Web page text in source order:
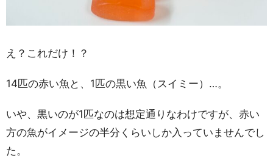
え？これだけ！？
14匹の赤い魚と、1匹の黒い魚（スイミー）…。
いや、黒いのが1匹なのは想定通りなわけですが、赤い
方の魚がイメージの半分くらいしか入っていませんでし
た。